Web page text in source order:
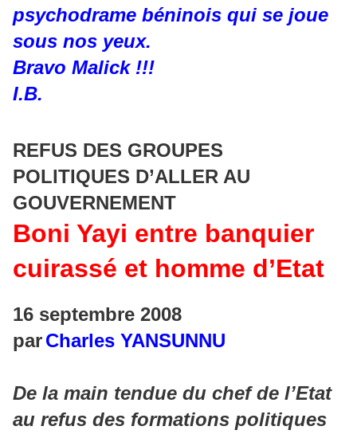
psychodrame béninois qui se joue
sous nos yeux.
Bravo Malick !!!
I.B.
REFUS DES GROUPES
POLITIQUES D’ALLER AU
GOUVERNEMENT
Boni Yayi entre banquier
cuirassé et homme d’Etat
16 septembre 2008
parCharles YANSUNNU
De la main tendue du chef de l’Etat
au refus des formations politiques